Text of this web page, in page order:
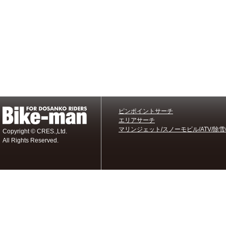
Copyright © CRES.,Ltd.
All Rights Reserved.
ピンポイントサーチ
エリアサーチ
マリンジェット/スノーモビル/ATV/除